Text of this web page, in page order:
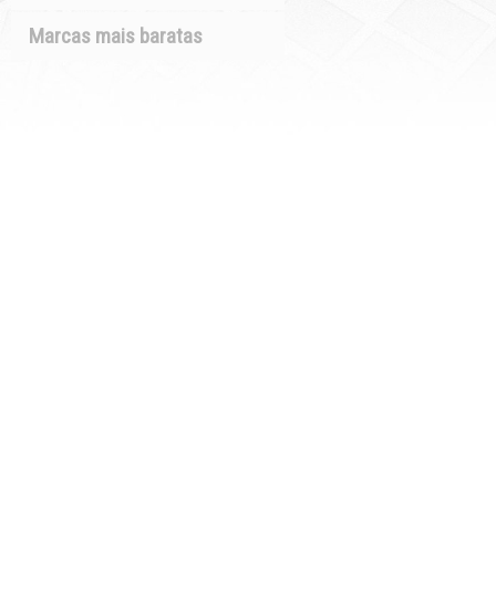
Marcas mais baratas